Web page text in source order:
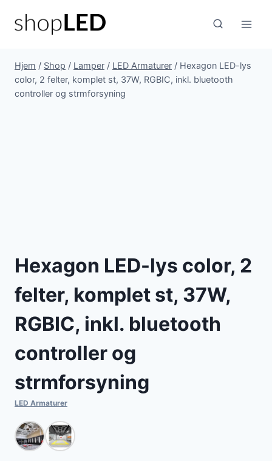
Hjem / Shop / Lamper / LED Armaturer / Hexagon LED-lys
color, 2 felter, komplet st, 37W, RGBIC, inkl. bluetooth
controller og strmforsyning
Hexagon LED-lys color, 2
felter, komplet st, 37W,
RGBIC, inkl. bluetooth
controller og
strmforsyning
LED Armaturer